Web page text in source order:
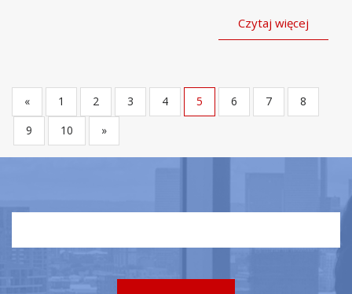
Czytaj więcej
« 1 2 3 4 5 6 7
8
9
10 »